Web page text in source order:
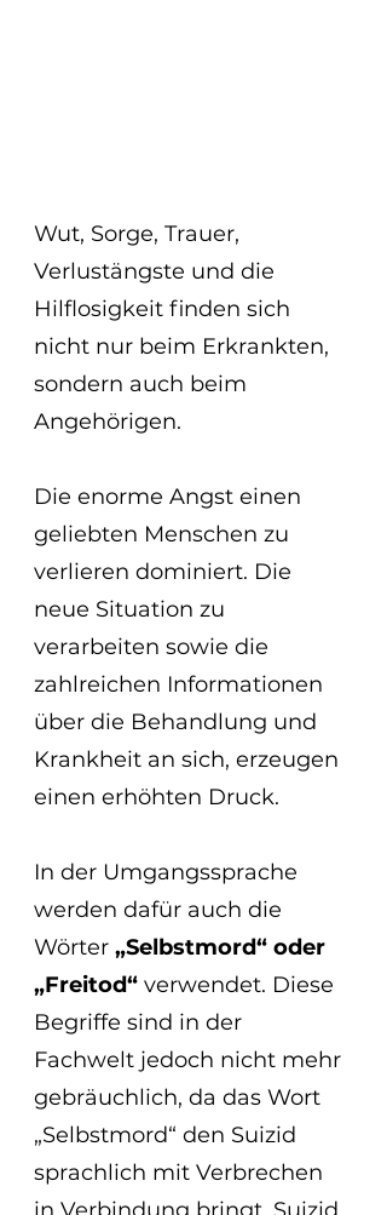
Wut, Sorge, Trauer,
Verlustängste und die
Hilflosigkeit finden sich
nicht nur beim Erkrankten,
sondern auch beim
Angehörigen.
Die enorme Angst einen
geliebten Menschen zu
verlieren dominiert. Die
neue Situation zu
verarbeiten sowie die
zahlreichen Informationen
über die Behandlung und
Krankheit an sich, erzeugen
einen erhöhten Druck.
In der Umgangssprache
werden dafür auch die
Wörter „Selbstmord“ oder
„Freitod“ verwendet. Diese
Begriffe sind in der
Fachwelt jedoch nicht mehr
gebräuchlich, da das Wort
„Selbstmord“ den Suizid
sprachlich mit Verbrechen